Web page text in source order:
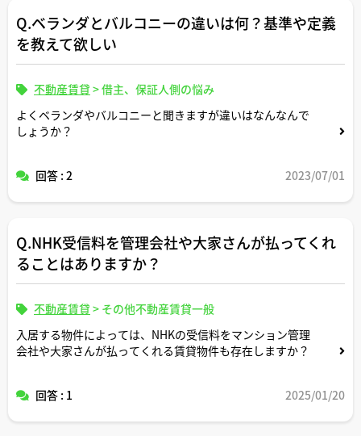
Q.ベランダとバルコニーの違いは何？基準や定義
を教えて欲しい
不動産賃貸 >借主、保証人側の悩み
よくベランダやバルコニーと聞きますが違いはなんなんで
しょうか？
回答 : 2 2023/07/01
Q.NHK受信料を管理会社や大家さんが払ってくれ
ることはありますか？
不動産賃貸 > その他不動産賃貸一般
入居する物件によっては、NHKの受信料をマンション管理
会社や大家さんが払ってくれる賃貸物件も存在しますか？
回答 : 1 2025/01/20